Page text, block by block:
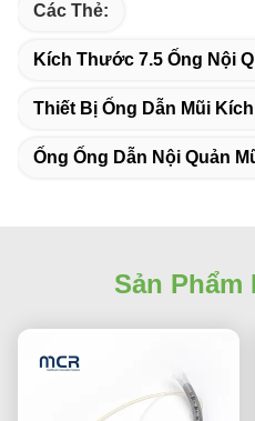
Các Thẻ:
Kích Thước 7.5 Ống Nội
Thiết Bị Ống Dẫn Mũi
Ống Ống Dẫn Nội Quản
Sản Phẩm